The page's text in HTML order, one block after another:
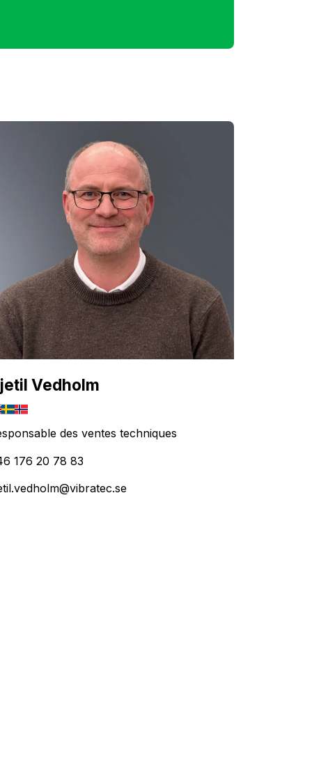
Vedholm
des ventes techniques
176 20 78 83